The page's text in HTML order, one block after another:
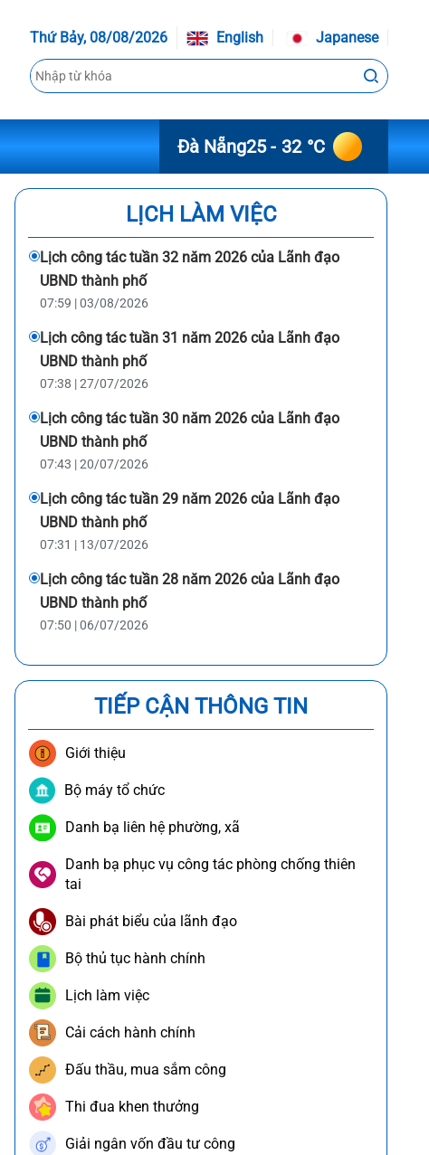
Thứ Bảy, 08/08/2026 English Japanese
Đà Nẵng25 - 32 °C
LỊCH LÀM VIỆC
Lịch công tác tuần 32 năm 2026 của Lãnh đạo
UBND thành phố
07:59 | 03/08/2026
Lịch công tác tuần 31 năm 2026 của Lãnh đạo
UBND thành phố
07:38 | 27/07/2026
Lịch công tác tuần 30 năm 2026 của Lãnh đạo
UBND thành phố
07:43 | 20/07/2026
Lịch công tác tuần 29 năm 2026 của Lãnh đạo
UBND thành phố
07:31 | 13/07/2026
Lịch công tác tuần 28 năm 2026 của Lãnh đạo
UBND thành phố
07:50 | 06/07/2026
TIẾP CẬN THÔNG TIN
Giới thiệu
Bộ máy tổ chức
Danh bạ liên hệ phường, xã
Danh bạ phục vụ công tác phòng chống thiên
tai
Bài phát biểu của lãnh đạo
Bộ thủ tục hành chính
Lịch làm việc
Cải cách hành chính
Đấu thầu, mua sắm công
Thi đua khen thưởng
Giải ngân vốn đầu tư công